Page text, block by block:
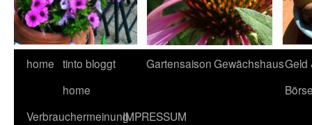
home tinto bloggt
home
GartensaisonGewächshausGeld
VerbrauchermeinungIMPRESSUM